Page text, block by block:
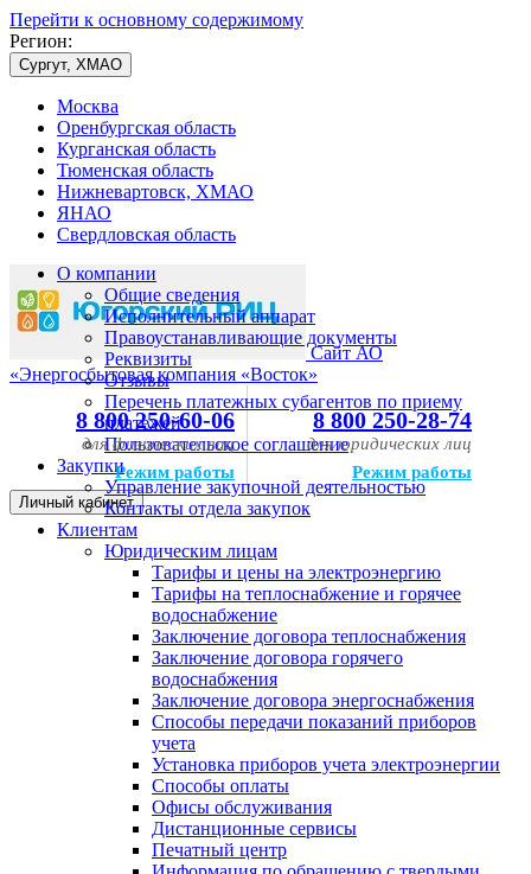
Перейти к основному содержимому
Регион:
Сургут, ХМАО
Москва
Оренбургская область
Курганская область
Тюменская область
Нижневартовск, ХМАО
ЯНАО
Свердловская область
Сайт АО
«Энергосбытовая компания «Восток»
8 800 250-60-06
для физических лиц
Режим работы
8 800 250-28-74
для юридических лиц
Режим работы
Личный кабинет
О компании
Общие сведения
Исполнительный аппарат
Правоустанавливающие документы
Реквизиты
Отзывы
Перечень платежных субагентов по приему
платежей
Пользовательское соглашение
Закупки
Управление закупочной деятельностью
Контакты отдела закупок
Клиентам
Юридическим лицам
Тарифы и цены на электроэнергию
Тарифы на теплоснабжение и горячее
водоснабжение
Заключение договора теплоснабжения
Заключение договора горячего
водоснабжения
Заключение договора энергоснабжения
Способы передачи показаний приборов
учета
Установка приборов учета электроэнергии
Способы оплаты
Офисы обслуживания
Дистанционные сервисы
Печатный центр